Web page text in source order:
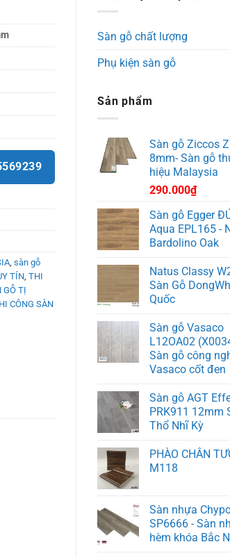
Sàn gỗ chất lượng
Phụ kiện sàn gỗ
Sản phẩm
Sàn gỗ Ziccos
8mm- Sàn gỗ
hiệu Malaysia
290.000₫
Sàn gỗ Egger
Aqua EPL165 -
Bardolino Oak
Natus Classy
Sàn Gỗ
Quốc
Sàn gỗ Vasaco
L12OA02
Sàn gỗ công
Vasaco cốt đen
Sàn gỗ AGT
PRK911 12mm
Thổ Nhĩ Kỳ
PHÀO CHÂN
M118
Sàn nhựa
SP6666 - Sàn
hèm khóa Bắc
, sàn gỗ
TÍN, THI
GỖ TỊ
CÔNG SÀN